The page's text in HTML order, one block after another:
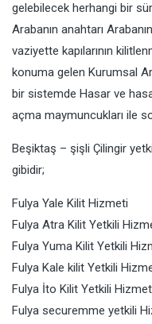
gelebilecek herhangi bir
Arabanın anahtarı
vaziyette kapılarının
konuma gelen Kurumsal
bir sistemde Hasar ve
açma maymuncukları ile
Beşiktaş – şişli Çilingir
gibidir;
Fulya Yale Kilit Hizmeti
Fulya Atra Kilit Yetkili
Fulya Yuma Kilit Yetkili
Fulya Kale kilit Yetkili
Fulya İto Kilit Yetkili
Fulya securemme yetkili